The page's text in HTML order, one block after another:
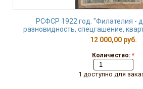
РСФСР 1922 год. "Филателия -
разновидность, спецгашение,
12 000,00 руб.
Количество: *
1 доступно для